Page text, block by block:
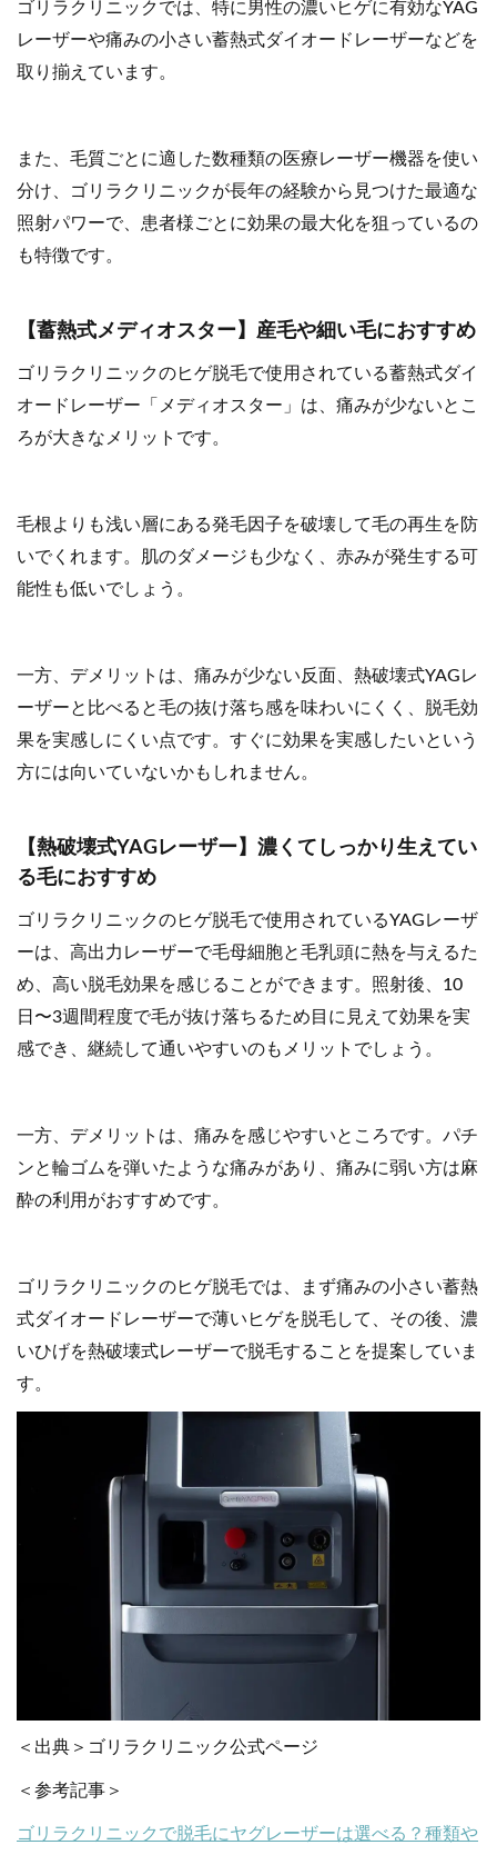
ゴリラクリニックでは、特に男性の濃いヒゲに有効なYAG
レーザーや痛みの小さい蓄熱式ダイオードレーザーなどを
取り揃えています。
また、毛質ごとに適した数種類の医療レーザー機器を使い
分け、ゴリラクリニックが長年の経験から⾒つけた最適な
照射パワーで、患者様ごとに効果の最⼤化を狙っているの
も特徴です。
【蓄熱式メディオスター】産毛や細い毛におすすめ
ゴリラクリニックのヒゲ脱毛で使用されている蓄熱式ダイ
オードレーザー「メディオスター」は、痛みが少ないとこ
ろが大きなメリットです。
毛根よりも浅い層にある発毛因子を破壊して毛の再生を防
いでくれます。肌のダメージも少なく、赤みが発生する可
能性も低いでしょう。
一方、デメリットは、痛みが少ない反面、熱破壊式YAGレ
ーザーと比べると毛の抜け落ち感を味わいにくく、脱毛効
果を実感しにくい点です。すぐに効果を実感したいという
方には向いていないかもしれません。
【熱破壊式YAGレーザー】濃くてしっかり生えてい
る毛におすすめ
ゴリラクリニックのヒゲ脱毛で使用されているYAGレーザ
ーは、高出力レーザーで毛母細胞と毛乳頭に熱を与えるた
め、高い脱毛効果を感じることができます。照射後、10
日〜3週間程度で毛が抜け落ちるため目に見えて効果を実
感でき、継続して通いやすいのもメリットでしょう。
一方、デメリットは、痛みを感じやすいところです。パチ
ンと輪ゴムを弾いたような痛みがあり、痛みに弱い方は麻
酔の利用がおすすめです。
ゴリラクリニックのヒゲ脱毛では、まず痛みの小さい蓄熱
式ダイオードレーザーで薄いヒゲを脱毛して、その後、濃
いひげを熱破壊式レーザーで脱毛することを提案していま
す。
＜出典＞ゴリラクリニック公式ページ
＜参考記事＞
ゴリラクリニックで脱毛にヤグレーザーは選べる？種類や